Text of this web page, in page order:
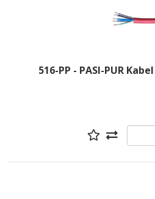
516-PP - PASI-PUR